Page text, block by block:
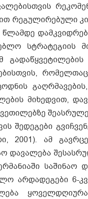
რეგულირებული
წლამდე
სტრატეგიის
მიხედვით,
შედეგები
2001). ამ
დავალება
საშინაო
არდადეგები 6-